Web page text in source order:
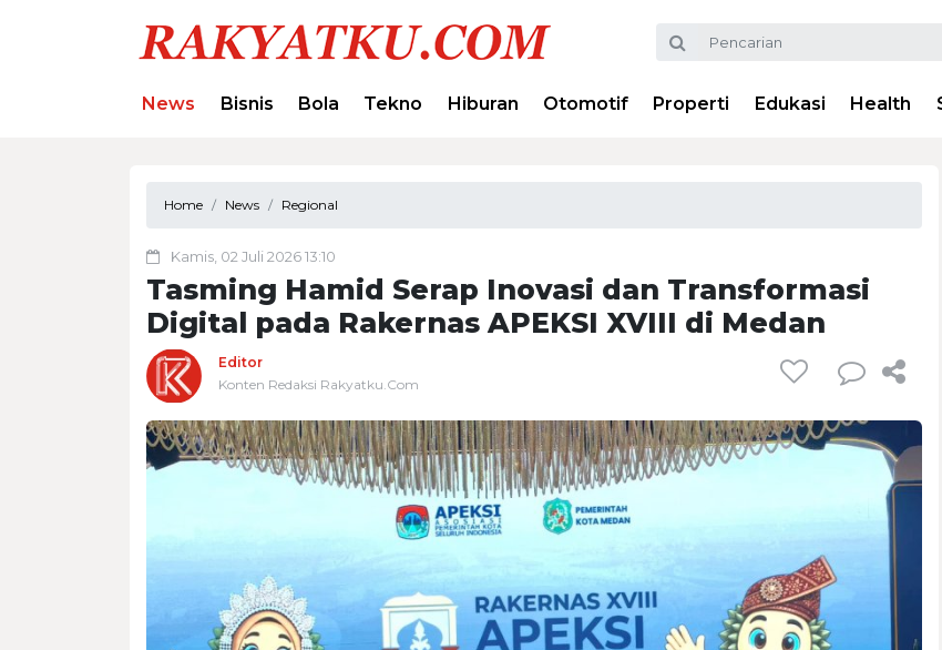
News Bisnis Bola Tekno Hiburan Otomotif Properti Edukasi Health
Home News Regional
Kamis, 02 Juli 2026 13:10
Tasming Hamid Serap Inovasi dan Transformasi
Digital pada Rakernas APEKSI XVIII di Medan
Editor
Konten Redaksi Rakyatku.Com